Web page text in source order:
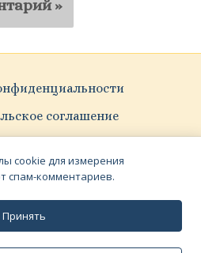
соглашение
Чебунин
cookie для измерения
спам-комментариев.
Принять